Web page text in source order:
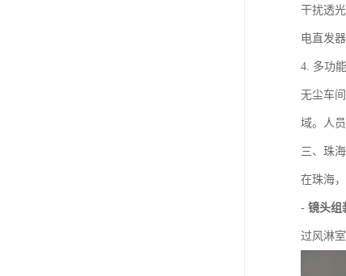
干扰透
电直发
4. 多功
无尘车
域。人
三、珠
在珠海
- 镜头组
过风淋